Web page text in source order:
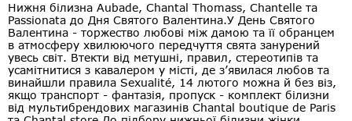
Нижня білизна Aubade, Chantal Thomass, Chantelle та
Passionata до Дня Святого Валентина.У День Святого
Валентина - торжество любові між дамою та її обранцем
в атмосферу хвилюючого передчуття свята занурений
увесь світ. Втекти від метушні, правил, стереотипів та
усамітнитися з кавалером у місті, де з’явилася любов та
винайшли правила Sexualité, 14 лютого можна й без віз,
якщо транспорт - фантазія, пропуск - комплект білизни
від мультибрендових магазинів Chantal boutique de Paris